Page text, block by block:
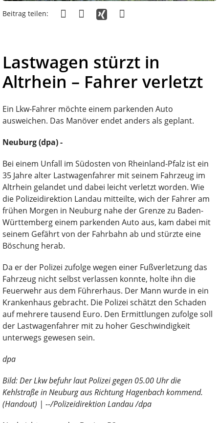
Beitrag teilen:
Lastwagen stürzt in
Altrhein – Fahrer verletzt
Ein Lkw-Fahrer möchte einem parkenden Auto
ausweichen. Das Manöver endet anders als geplant.
Neuburg (dpa) -
Bei einem Unfall im Südosten von Rheinland-Pfalz ist ein
35 Jahre alter Lastwagenfahrer mit seinem Fahrzeug im
Altrhein gelandet und dabei leicht verletzt worden. Wie
die Polizeidirektion Landau mitteilte, wich der Fahrer am
frühen Morgen in Neuburg nahe der Grenze zu Baden-
Württemberg einem parkenden Auto aus, kam dabei mit
seinem Gefährt von der Fahrbahn ab und stürzte eine
Böschung herab.
Da er der Polizei zufolge wegen einer Fußverletzung das
Fahrzeug nicht selbst verlassen konnte, holte ihn die
Feuerwehr aus dem Führerhaus. Der Mann wurde in ein
Krankenhaus gebracht. Die Polizei schätzt den Schaden
auf mehrere tausend Euro. Den Ermittlungen zufolge soll
der Lastwagenfahrer mit zu hoher Geschwindigkeit
unterwegs gewesen sein.
dpa
Bild: Der Lkw befuhr laut Polizei gegen 05.00 Uhr die
Kehlstraße in Neuburg aus Richtung Hagenbach kommend.
(Handout) | --/Polizeidirektion Landau /dpa